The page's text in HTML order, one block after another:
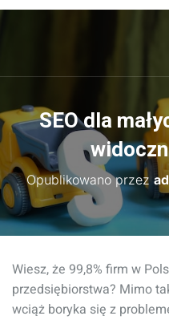
SEO dla
Opublikowano przez
Wiesz, że 99,8% firm w
przedsiębiorstwa? Mimo
wciąż boryka się z